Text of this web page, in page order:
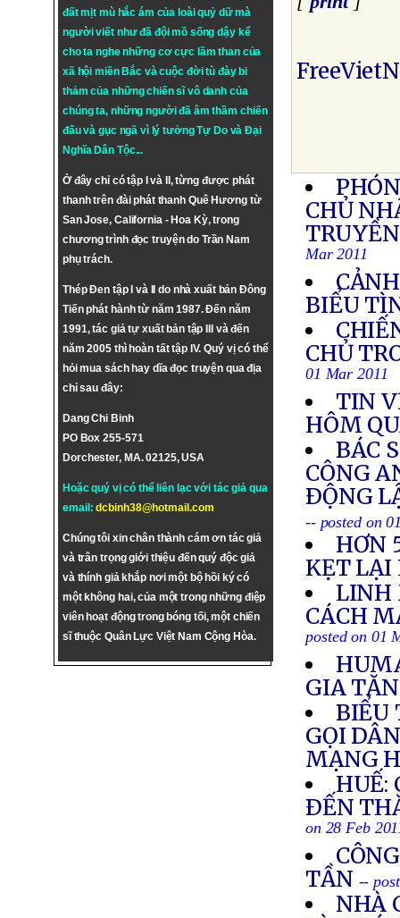
đất mịt mù hắc ám của loài quỷ dữ mà
người viết như đã đội mồ sống dậy kể
cho ta nghe những cơ cực lầm than của
xã hội miền Bắc và cuộc đời tù đày bi
thảm của những chiến sĩ vô danh của
chúng ta, những người đã âm thầm chiến
đấu và gục ngã vì lý tưởngTự DovàĐại
Nghĩa Dân Tộc...
Ở đây chỉ có tập I và II, từng được phát
thanh trên đài phát thanh Quê Hương từ
San Jose, California - Hoa Kỳ, trong
chương trình đọc truyện do Trần Nam
phụ trách.
Thép Đen tập I và II do nhà xuất bản Đông
Tiến phát hành từ năm 1987. Đến năm
1991, tác giả tự xuất bản tập III và đến
năm 2005 thì hoàn tất tập IV. Quý vị có thể
hỏi mua sách hay dĩa đọc truyện qua địa
chỉ sau đây:
Dang Chi Binh
PO Box 255-571
Dorchester, MA. 02125, USA
Hoặc quý vị có thể liên lạc với tác giả qua
email:dcbinh38@hotmail.com
Chúng tôi xin chân thành cám ơn tác giả
và trân trọng giới thiệu đến quý độc giả
và thính giả khắp nơi một bộ hồi ký có
một không hai, của một trong những điệp
viên hoạt động trong bóng tối, một chiến
sĩ thuộc Quân Lực Việt Nam Cộng Hòa.
CHỦ
Mar 2011
BIỂU
CHỦ
01 Mar 2011
TIN
HÔM
BÁC
CÔNG
ÐỘNG
-- posted on
HƠN
KẸT
LINH
CÁCH
posted on 01
GIA
BIỂU
GỌI
MẠNG
HUẾ:
ÐẾN
on 28 Feb
TẦN --
NHÀ